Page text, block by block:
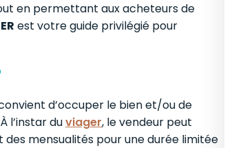
en permettant aux acheteurs de
est votre guide privilégié pour
d’occuper le bien et/ou de
l’instar duviager, le vendeur peut
des mensualités pour une durée limitée